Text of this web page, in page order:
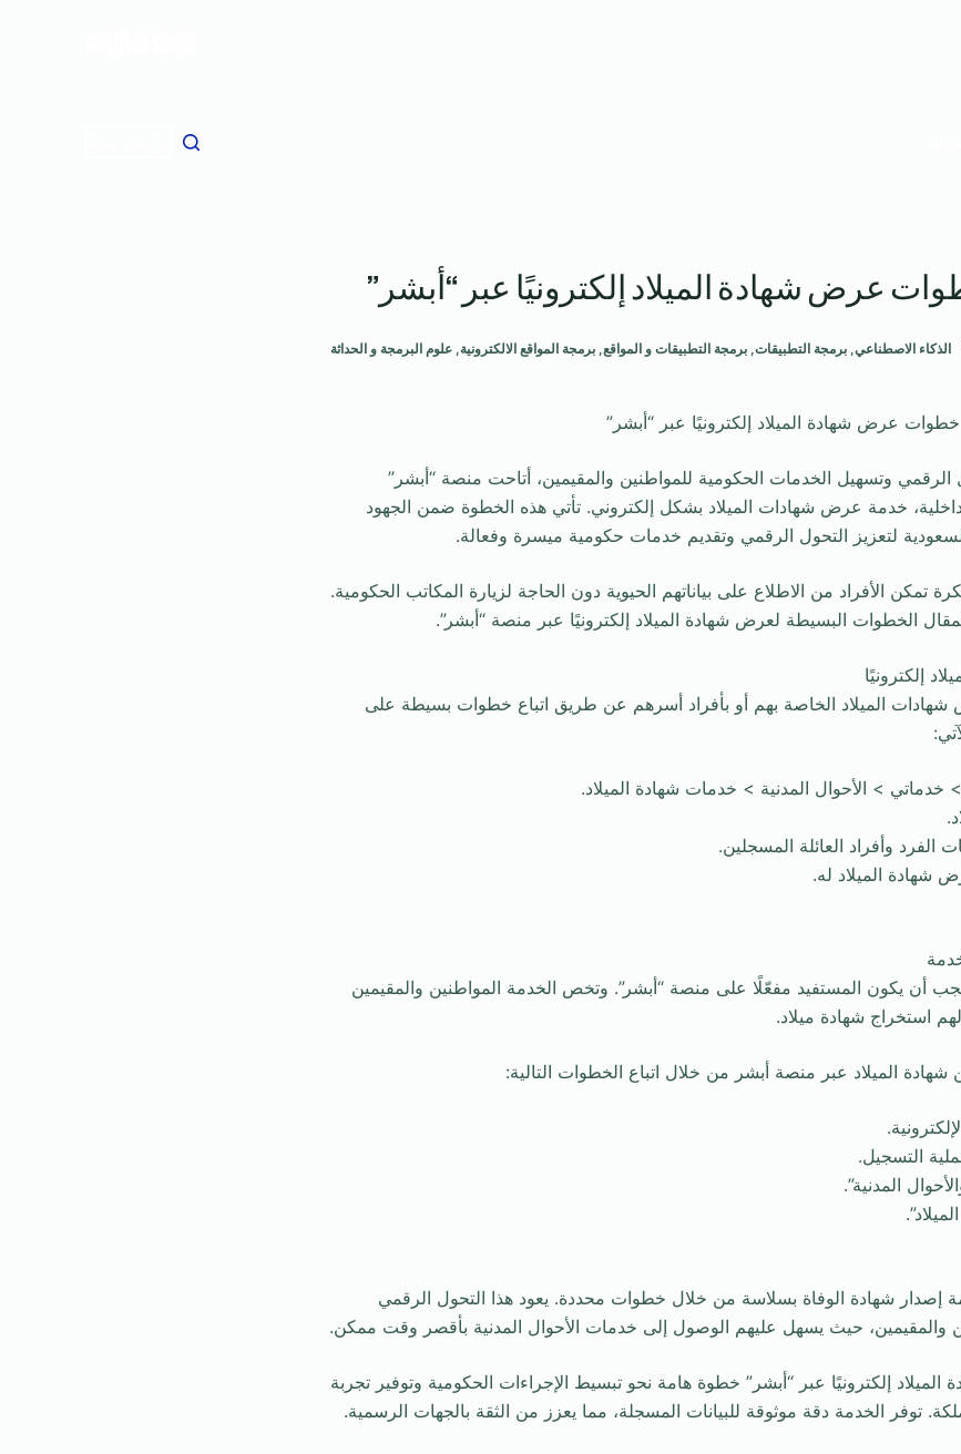
عرض شهادة الميلاد إلكترونيًا عبر “أبشر”
الذكاء الاصطناعي, برمجة التطبيقات, برمجة التطبيقات و المواقع , برمجة المواقع الالكترونية , علوم البرمجة و الحداثة
عرض شهادة الميلاد إلكترونيًا عبر “أبشر”
وتسهيل الخدمات الحكومية للمواطنين والمقيمين، أتاحت منصة “أبشر”
الداخلية، خدمة عرض شهادات الميلاد بشكل إلكتروني. تأتي هذه الخطوة ضمن الجهود
لتعزيز التحول الرقمي وتقديم خدمات حكومية ميسرة وفعالة.
تمكن الأفراد من الاطلاع على بياناتهم الحيوية دون الحاجة لزيارة المكاتب الحكومية.
الخطوات البسيطة لعرض شهادة الميلاد إلكترونيًا عبر منصة “أبشر”.
إلكترونيًا
شهادات الميلاد الخاصة بهم أو بأفراد أسرهم عن طريق اتباع خطوات بسيطة على
أن يكون المستفيد مفعّلًا على منصة “أبشر”. وتخص الخدمة المواطنين والمقيمين
استخراج شهادة ميلاد.
شهادة الميلاد عبر منصة أبشر من خلال اتباع الخطوات التالية:
التسجيل.
المدنية”.
إصدار شهادة الوفاة بسلاسة من خلال خطوات محددة. يعود هذا التحول الرقمي
والمقيمين، حيث يسهل عليهم الوصول إلى خدمات الأحوال المدنية بأقصر وقت ممكن.
إلكترونيًا عبر “أبشر” خطوة هامة نحو تبسيط الإجراءات الحكومية وتوفير تجربة
توفر الخدمة دقة موثوقة للبيانات المسجلة، مما يعزز من الثقة بالجهات الرسمية.